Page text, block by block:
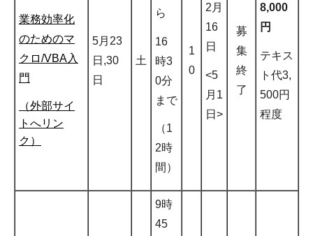
業務効率化
のためのマ
クロ/VBA入
門
（外部サイ
トへリン
ク）
5月23
日,30
日
土
ら
16
時3
0分
まで
（1
2時
間）
1
0
2月
16
日
<5
月1
日>
募
集
終
了
8,000
円
テキス
ト代3,
500円
程度
9時
45